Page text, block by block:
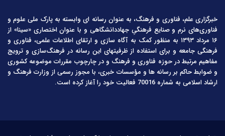
خبرگزاری علم، فناوری و فرهنگ، به عنوان رسانه ای وابسته به پارک ملی علوم و
فناوری‌های نرم و صنایع فرهنگیِ جهاددانشگاهی و با عنوان اختصاری «سینا» از
۱۶ مرداد ۱۳۹۳ به منظور کمک به آگاه سازی و ارتقای اطلاعات علمی، فناوری و
فرهنگی جامعه و برای استفاده از ظرفیتهای این رسانه در فرهنگ‌سازی و ترویج
مفاهیم مرتبط در حوزه فناوری و فرهنگ و در چارچوب مقررات موضوعه کشوری
و ضوابط حاکم بر رسانه ها و مؤسسات خبری، با مجوز رسمی از وزارت فرهنگ و
ارشاد اسلامی به شماره 70016 فعالیت خود را آغاز کرده است.